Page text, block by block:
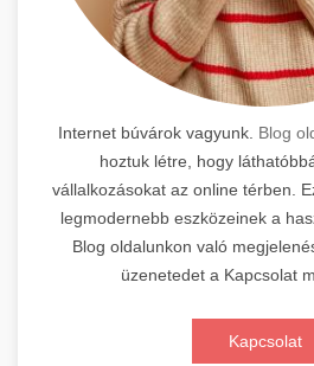
Internet búvárok vagyunk. Blog
hoztuk létre, hogy
vállalkozásokat az online térben.
legmodernebb eszközeinek a
Blog oldalunkon való
üzenetedet a Kapcsolat
Kapcsolat